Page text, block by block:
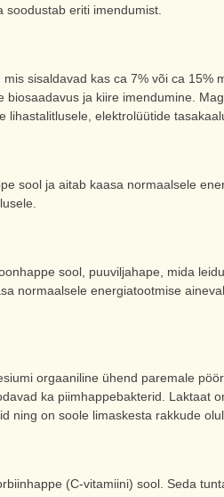
eriti imendumist.
sisaldavad kas ca 7% või ca
biosaadavus ja kiire imendumine.
lihastalitlusele, elektrolüütide
sool ja aitab kaasa normaalsele
sool, puuviljahape, mida
normaalsele energiatootmise
orgaaniline ühend paremale
ka piimhappebakterid. Laktaat
ning on soole limaskesta rakkude
(C-vitamiini) sool. Seda